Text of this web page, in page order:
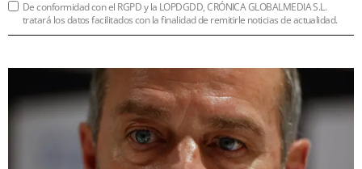
De conformidad con el RGPD y la LOPDGDD, CRÓNICA GLOBALMEDIA S.L.
tratará los datos facilitados con la finalidad de remitirle noticias de actualidad.